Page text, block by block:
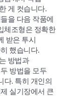
게 컷습니다.
을 다음 작품에
체조형은 정확한
받은 투시
했습니다.
방법과
방법을 모두
다. 특히 개인의
실기장에서 큰